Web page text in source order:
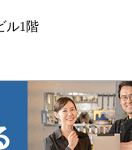
ル1階